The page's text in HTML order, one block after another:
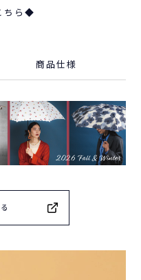
ちら◆
商品仕様